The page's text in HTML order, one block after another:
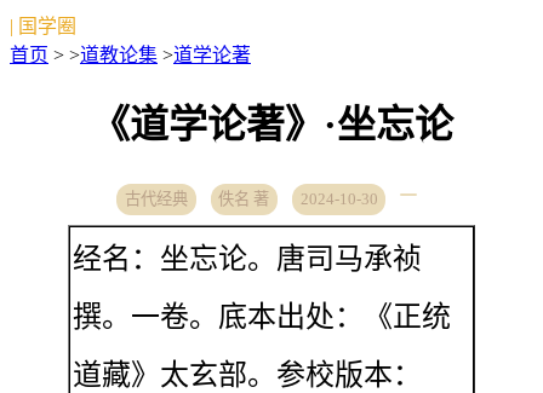
| 国学圈
首页 > >道教论集 >道学论著
《道学论著》·坐忘论
古代经典 佚名 著 2024-10-30
经名：坐忘论。唐司马承祯
撰。一卷。底本出处：《正统
道藏》太玄部。参校版本：